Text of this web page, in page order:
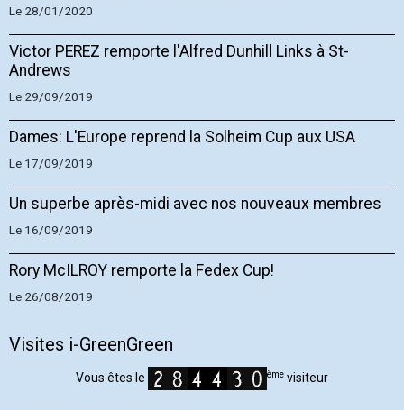
Le 28/01/2020
Victor PEREZ remporte l'Alfred Dunhill Links à St-
Andrews
Le 29/09/2019
Dames: L'Europe reprend la Solheim Cup aux USA
Le 17/09/2019
Un superbe après-midi avec nos nouveaux membres
Le 16/09/2019
Rory McILROY remporte la Fedex Cup!
Le 26/08/2019
Visites i-GreenGreen
Vous êtes le ème visiteur